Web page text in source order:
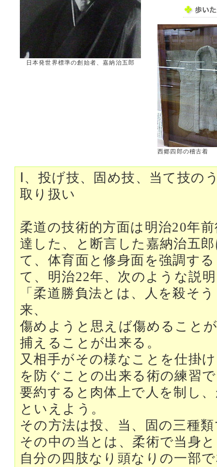
日本発世界標準の創始者、嘉納治五郎
西郷四郎の稽古着
Ⅰ、投げ技、固め技、当て技の
取り扱い
柔道の技術的方面は明治20年
達した、と断言した嘉納治五
て、体育面と修身面を強調す
て、明治22年、次のような説
「柔道勝負法とは、人を殺そ
来、
傷めようと思えば傷めること
捕えることが出来る。
又相手がその様なことを仕掛
を防ぐことの出来る術の練習
要約すると肉体上で人を制し
といえよう。
その方法は投、当、固の三種
その中の当とは、柔術で当身
自分の四肢なり頭なりの一部